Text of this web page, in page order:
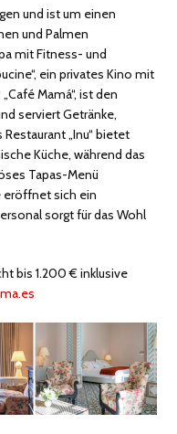
und ist um einen
und Palmen
mit Fitness- und
ein privates Kino mit
Mamá“, ist den
serviert Getränke,
„Inu“ bietet
Küche, während das
Tapas-Menü
eröffnet sich ein
sorgt für das Wohl
bis 1.200 € inklusive